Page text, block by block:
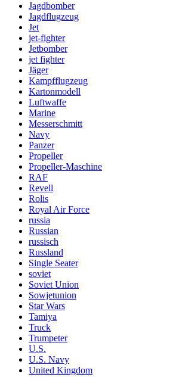
Jagdbomber
Jagdflugzeug
Jet
jet-fighter
Jetbomber
jet fighter
Jäger
Kampfflugzeug
Kartonmodell
Luftwaffe
Marine
Messerschmitt
Navy
Panzer
Propeller
Propeller-Maschine
RAF
Revell
Rolis
Royal Air Force
russia
Russian
russisch
Russland
Single Seater
soviet
Soviet Union
Sowjetunion
Star Wars
Tamiya
Truck
Trumpeter
U.S.
U.S. Navy
United Kingdom